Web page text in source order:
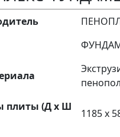
плиты (Д х Ш
1185 х